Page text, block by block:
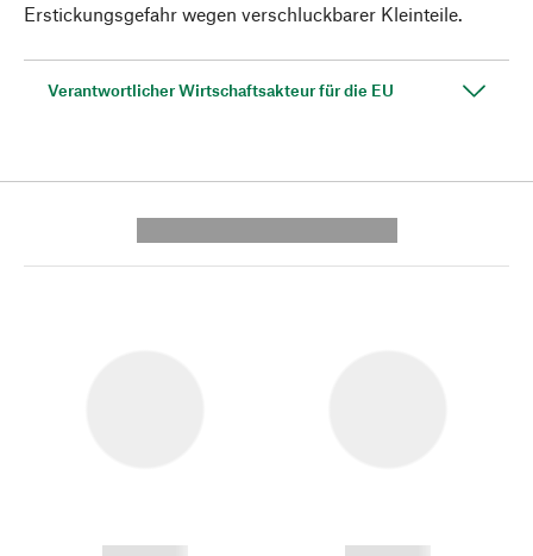
Erstickungsgefahr wegen verschluckbarer Kleinteile.
Verantwortlicher Wirtschaftsakteur für die EU